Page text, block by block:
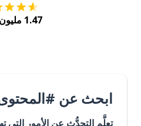
1.47 مليون تقييم
ابحث عن
تعلَّم التحدُّث عن الأمور التي